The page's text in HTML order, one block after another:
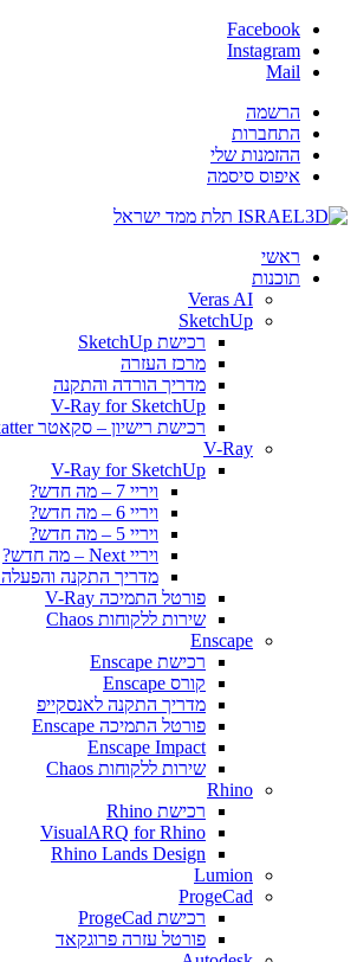
Facebook
Instagram
Mail
הרשמה
התחברות
ההזמנות שלי
איפוס סיסמה
ראשי
תוכנות
Veras AI
SketchUp
רכישת SketchUp
מרכז העזרה
מדריך הורדה והתקנה
V-Ray for SketchUp
רכישת רישיון – סקאטר Skatter
V-Ray
V-Ray for SketchUp
ויריי 7 – מה חדש?
ויריי 6 – מה חדש?
ויריי 5 – מה חדש?
ויריי Next – מה חדש?
מדריך התקנה והפעלה V-Ray for SketchUp
פורטל התמיכה V-Ray
שירות ללקוחות Chaos
Enscape
רכישת Enscape
קורס Enscape
מדריך התקנה לאנסקייפ
פורטל התמיכה Enscape
Enscape Impact
שירות ללקוחות Chaos
Rhino
רכישת Rhino
VisualARQ for Rhino
Rhino Lands Design
Lumion
ProgeCad
רכישת ProgeCad
פורטל עזרה פרוגקאד